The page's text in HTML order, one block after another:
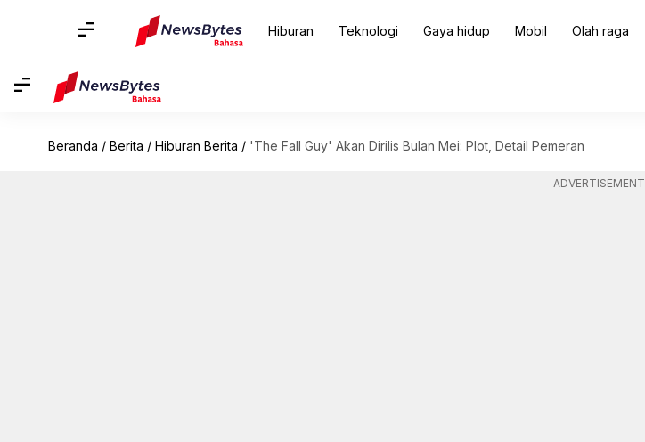
Hiburan Teknologi Gaya hidup Mobil Olah raga
Beranda / Berita / Hiburan Berita / 'The Fall Guy' Akan Dirilis Bulan Mei: Plot, Detail Pemeran
ADVERTISEMENT